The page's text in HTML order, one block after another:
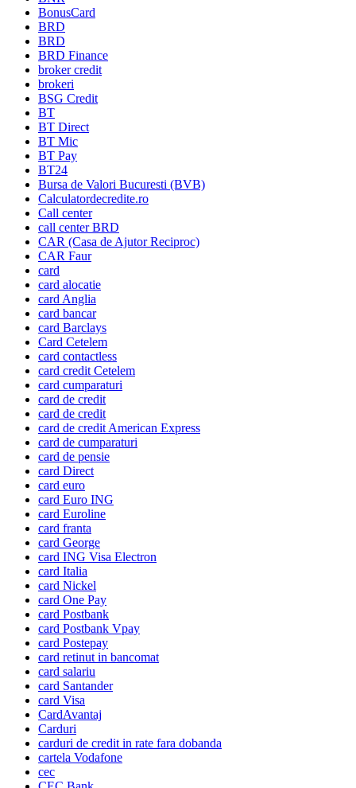
BonusCard
BRD
BRD
BRD Finance
broker credit
brokeri
BSG Credit
BT
BT Direct
BT Mic
BT Pay
BT24
Bursa de Valori Bucuresti (BVB)
Calculatordecredite.ro
Call center
call center BRD
CAR (Casa de Ajutor Reciproc)
CAR Faur
card
card alocatie
card Anglia
card bancar
card Barclays
Card Cetelem
card contactless
card credit Cetelem
card cumparaturi
card de credit
card de credit
card de credit American Express
card de cumparaturi
card de pensie
card Direct
card euro
card Euro ING
card Euroline
card franta
card George
card ING Visa Electron
card Italia
card Nickel
card One Pay
card Postbank
card Postbank Vpay
card Postepay
card retinut in bancomat
card salariu
card Santander
card Visa
CardAvantaj
Carduri
carduri de credit in rate fara dobanda
cartela Vodafone
cec